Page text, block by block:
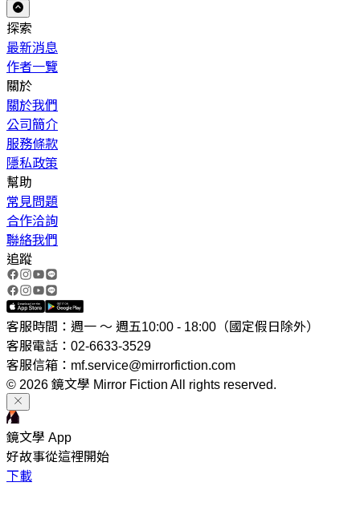
探索
最新消息
作者一覽
關於
關於我們
公司簡介
服務條款
隱私政策
幫助
常見問題
合作洽詢
聯絡我們
追蹤
客服時間：週一 ～ 週五10:00 - 18:00（國定假日除外）
客服電話：02-6633-3529
客服信箱：mf.service@mirrorfiction.com
© 2026 鏡文學 Mirror Fiction All rights reserved.
鏡文學 App
好故事從這裡開始
下載